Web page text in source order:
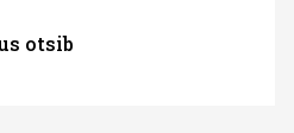
otsib